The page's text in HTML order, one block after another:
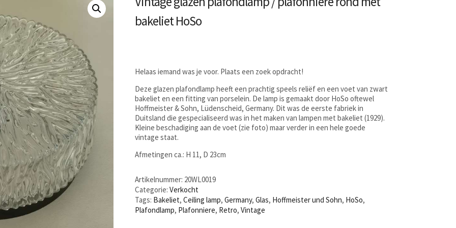
bakeliet HoSo
Helaas iemand was je voor. Plaats een zoek opdracht!
Deze glazen plafondlamp heeft een prachtig speels reliëf en een voet van zwart
bakeliet en een fitting van porselein. De lamp is gemaakt door HoSo oftewel
Hoffmeister & Sohn, Lüdenscheid, Germany. Dit was de eerste fabriek in
Duitsland die gespecialiseerd was in het maken van lampen met bakeliet (1929).
Kleine beschadiging aan de voet (zie foto) maar verder in een hele goede
vintage staat.
Afmetingen ca.: H 11, D 23cm
Artikelnummer: 20WL0019
Categorie:Verkocht
Tags: Bakeliet,Ceiling lamp,Germany,Glas, Hoffmeister und Sohn, HoSo,
Plafondlamp, Plafonniere, Retro,Vintage